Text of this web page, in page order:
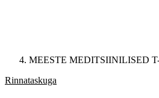
MEESTE MEDITSIINILISED
Rinnataskuga